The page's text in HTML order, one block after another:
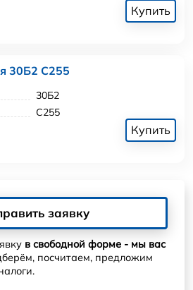
Купить
30Б2 С255
30Б2
С255
Купить
заявку
в свободной форме - мы вас
посчитаем, предложим